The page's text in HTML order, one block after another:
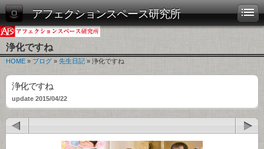
アフェクションスペース研究所
浄化ですね
HOME » ブログ » 先生日記 » 浄化ですね
浄化ですね
update 2015/04/22